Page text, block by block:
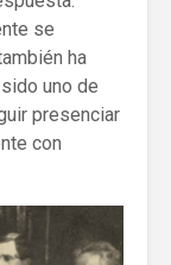
se
ha
uno de
presenciar
con